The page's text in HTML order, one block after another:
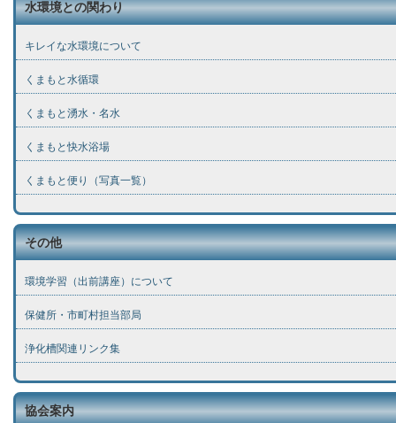
水環境との関わり
キレイな水環境について
くまもと水循環
くまもと湧水・名水
くまもと快水浴場
くまもと便り（写真一覧）
その他
環境学習（出前講座）について
保健所・市町村担当部局
浄化槽関連リンク集
協会案内